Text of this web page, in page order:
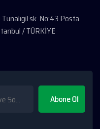
sk. No:43 Posta
/ TÜRKİYE